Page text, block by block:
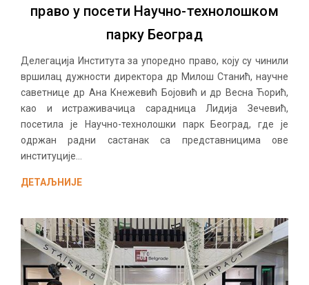
право у посети Научно-технолошком
парку Београд
Делегација Института за упоредно право, коју су чинили
вршилац дужности директора др Милош Станић, научне
саветнице др Ана Кнежевић Бојовић и др Весна Ћорић,
као и истраживачица сарадница Лидија Зечевић,
посетила је Научно-технолошки парк Београд, где је
одржан радни састанак са представницима ове
институције...
ДЕТАЉНИЈЕ